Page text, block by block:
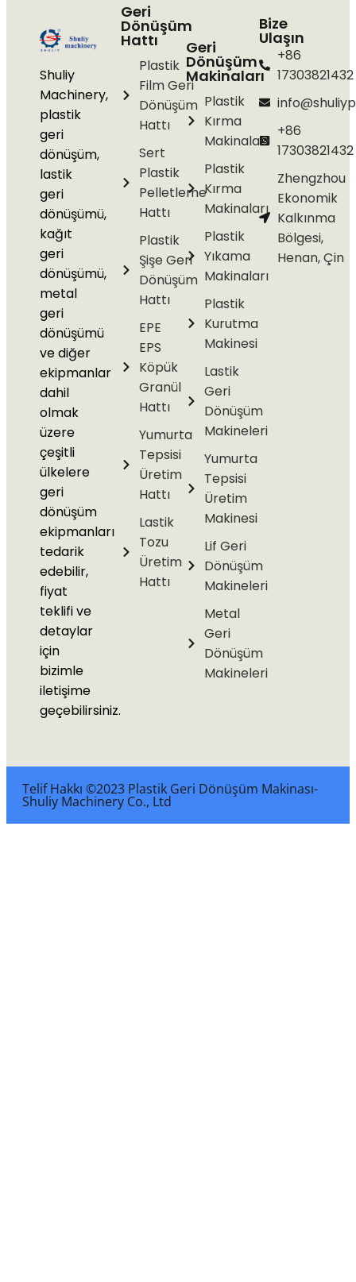
Shuliy
Machinery,
plastik
geri
dönüşüm,
lastik
geri
dönüşümü,
kağıt
geri
dönüşümü,
metal
geri
dönüşümü
ve diğer
ekipmanlar
dahil
olmak
üzere
çeşitli
ülkelere
geri
dönüşüm
ekipmanları
tedarik
edebilir,
fiyat
teklifi ve
detaylar
için
bizimle
iletişime
geçebilirsiniz.
Geri
Dönüşüm
Hattı
Plastik
Film Geri
Dönüşüm
Hattı
Sert
Plastik
Pelletleme
Hattı
Plastik
Şişe Geri
Dönüşüm
Hattı
EPE
EPS
Köpük
Granül
Hattı
Yumurta
Tepsisi
Üretim
Hattı
Lastik
Tozu
Üretim
Hattı
Geri
Dönüşüm
Makinaları
Plastik
Kırma
Makinaları
Plastik
Kırma
Makinaları
Plastik
Yıkama
Makinaları
Plastik
Kurutma
Makinesi
Lastik
Geri
Dönüşüm
Makineleri
Yumurta
Tepsisi
Üretim
Makinesi
Lif Geri
Dönüşüm
Makineleri
Metal
Geri
Dönüşüm
Makineleri
Bize
Ulaşın
+86
17303821432
+86
17303821432
Zhengzhou
Ekonomik
Kalkınma
Bölgesi,
Henan, Çin
Telif Hakkı ©2023 Plastik Geri Dönüşüm Makinası-
Shuliy Machinery Co., Ltd